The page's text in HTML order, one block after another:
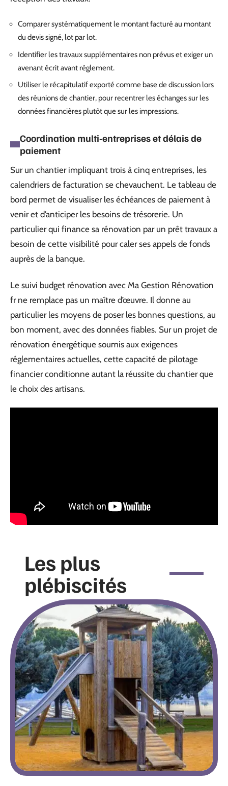
Comparer systématiquement le montant facturé au montant
du devis signé, lot par lot.
Identifier les travaux supplémentaires non prévus et exiger un
avenant écrit avant règlement.
Utiliser le récapitulatif exporté comme base de discussion lors
des réunions de chantier, pour recentrer les échanges sur les
données financières plutôt que sur les impressions.
Coordination multi-entreprises et délais de
paiement
Sur un chantier impliquant trois à cinq entreprises, les
calendriers de facturation se chevauchent. Le tableau de
bord permet de visualiser les échéances de paiement à
venir et d’anticiper les besoins de trésorerie. Un
particulier qui finance sa rénovation par un prêt travaux a
besoin de cette visibilité pour caler ses appels de fonds
auprès de la banque.
Le suivi budget rénovation avec Ma Gestion Rénovation
fr ne remplace pas un maître d’œuvre. Il donne au
particulier les moyens de poser les bonnes questions, au
bon moment, avec des données fiables. Sur un projet de
rénovation énergétique soumis aux exigences
réglementaires actuelles, cette capacité de pilotage
financier conditionne autant la réussite du chantier que
le choix des artisans.
Les plus
plébiscités